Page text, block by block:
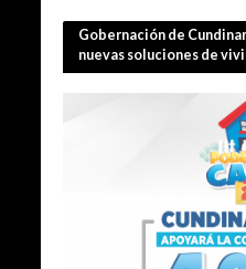
Gobernación de
nuevas soluciones de